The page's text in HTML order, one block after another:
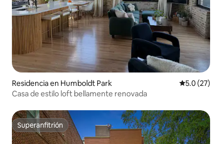
Residencia en Humboldt Park Calificación
5.0 (27)
Casa de estilo loft bellamente renovada
Superanfitrión
Superanfitrión